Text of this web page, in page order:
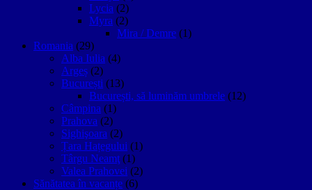
Lycia (2)
Myra (2)
Mira / Demre (1)
Romania (29)
Alba Iulia (4)
Argeș (2)
București (13)
București, să luminăm umbrele (12)
Câmpina (1)
Prahova (2)
Sighişoara (2)
Țara Hațegului (1)
Târgu Neamţ (1)
Valea Prahovei (2)
Sănătatea în vacanțe (6)